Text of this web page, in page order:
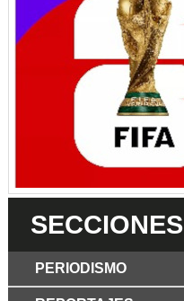
SECCIONES
PERIODISMO